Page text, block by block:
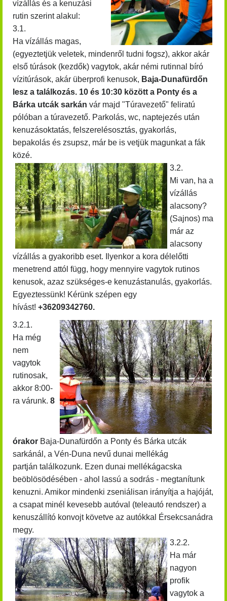
vízállás és a kenuzási
rutin szerint alakul:
3.1.
Ha vízállás magas,
(egyeztetjük veletek, mindenről tudni fogsz), akkor akár
első túrások (kezdők) vagytok, akár némi rutinnal bíró
vízitúrások, akár überprofi kenusok, Baja-Dunafürdőn
lesz a találkozás. 10 és 10:30 között a Ponty és a
Bárka utcák sarkán vár majd "Túravezető" feliratú
pólóban a túravezető. Parkolás, wc, naptejezés után
kenuzásoktatás, felszerelésosztás, gyakorlás,
bepakolás és zsupsz, már be is vetjük magunkat a fák
közé.
3.2.
Mi van, ha a
vízállás
alacsony?
(Sajnos) ma
már az
alacsony
vízállás a gyakoribb eset. Ilyenkor a kora délelőtti
menetrend attól függ, hogy mennyire vagytok rutinos
kenusok, azaz szükséges-e kenuzástanulás, gyakorlás.
Egyeztessünk! Kérünk szépen egy
hívást! +36209342760.
3.2.1.
Ha még
nem
vagytok
rutinosak,
akkor 8:00-
ra várunk. 8
órakor Baja-Dunafürdőn a Ponty és Bárka utcák
sarkánál, a Vén-Duna nevű dunai mellékág
partján találkozunk. Ezen dunai mellékágacska
beöblösödésében - ahol lassú a sodrás - megtanítunk
kenuzni. Amikor mindenki zseniálisan irányítja a hajóját,
a csapat minél kevesebb autóval (teleautó rendszer) a
kenuszállító konvojt követve az autókkal Érsekcsanádra
megy.
3.2.2.
Ha már
nagyon
profik
vagytok a